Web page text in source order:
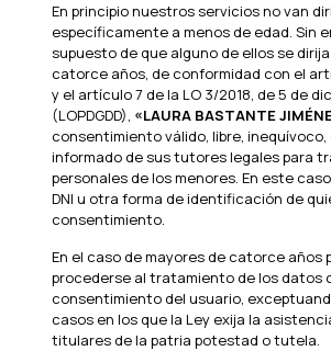
En principio nuestros servicios no van
específicamente a menos de edad. Sin
supuesto de que alguno de ellos se
catorce años, de conformidad con el
y el artículo 7 de la LO 3/2018, de 5 de
(LOPDGDD), «LAURA BASTANTE
consentimiento válido, libre,
informado de sus tutores legales para
personales de los menores. En este
DNI u otra forma de identificación de
consentimiento.
En el caso de mayores de catorce años
procederse al tratamiento de los datos
consentimiento del usuario,
casos en los que la Ley exija la
titulares de la patria potestad o tutela.